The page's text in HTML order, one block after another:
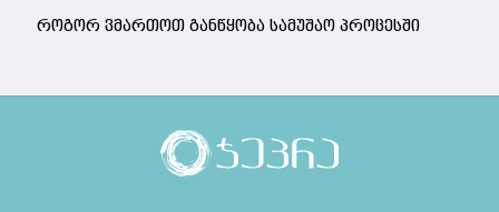
როგორ ვმართოთ განწყობა სამუშაო პროცესში